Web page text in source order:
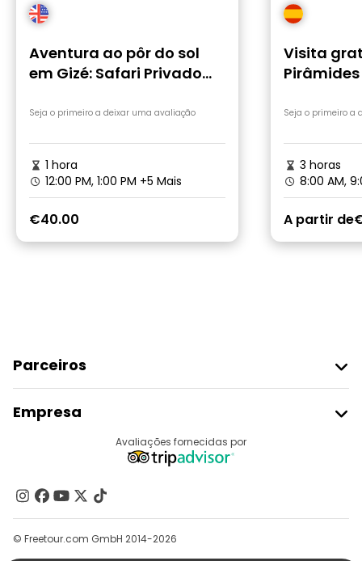
Aventura ao pôr do sol
em Gizé: Safari Privado
Seja o primeiro a deixar uma avaliação
1 hora
12:00 PM, 1:00 PM +5 Mais
€40.00
Visita
Pirâmides
Seja o primeiro a
3 horas
8:00 AM,
A partir de
Parceiros
Registo Do Fornecedor
Programa De Afiliados
Empresa
Contacte-Nos
Grupos
Ajuda
Avaliações fornecidas por
© Freetour.com GmbH 2014-2026